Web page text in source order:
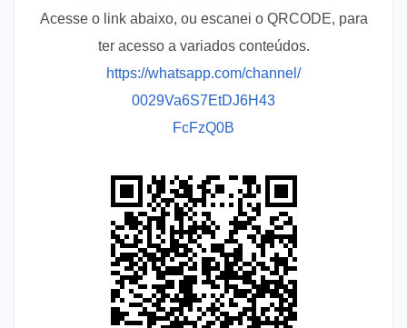
Acesse o link abaixo, ou escanei o QRCODE, para
ter acesso a variados conteúdos.
https://whatsapp.com/channel/
0029Va6S7EtDJ6H43
FcFzQ0B